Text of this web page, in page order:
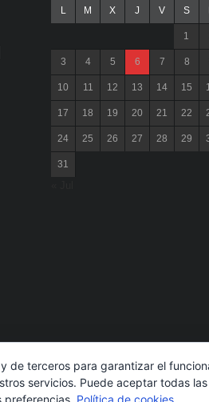
L M X J V S
1
3 4 5 6 7 8
10 11 12 13 14 15
17 18 19 20 21 22
24 25 26 27 28 29
31
de terceros para garantizar el
servicios. Puede aceptar todas
preferencias. Política de cookies